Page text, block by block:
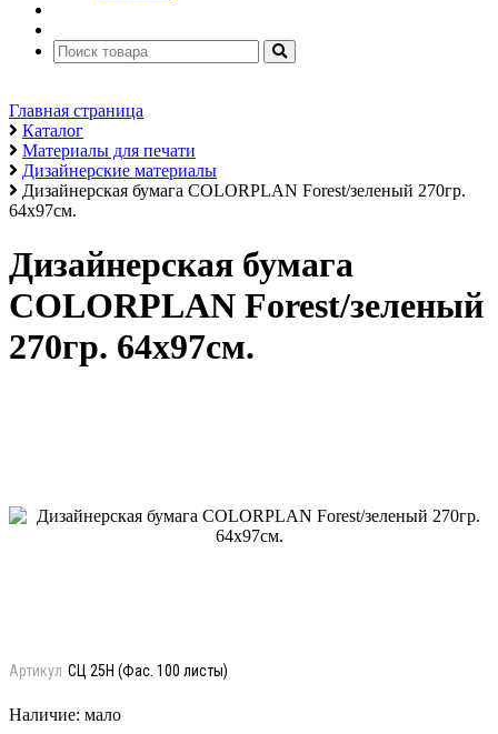
Главная страница
Каталог
Материалы для печати
Дизайнерские материалы
Дизайнерская бумага COLORPLAN Forest/зеленый 270гр.
64х97см.
Дизайнерская бумага
COLORPLAN Forest/зеленый
270гр. 64х97см.
Артикул СЦ 25Н (Фас. 100 листы)
Наличие: мало